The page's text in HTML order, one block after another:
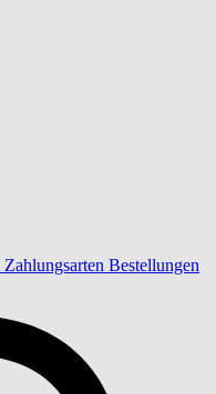
Zahlungsarten Bestellungen